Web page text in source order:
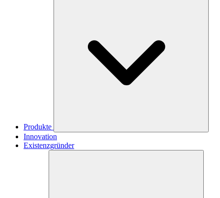
Produkte
Innovation
Existenzgründer